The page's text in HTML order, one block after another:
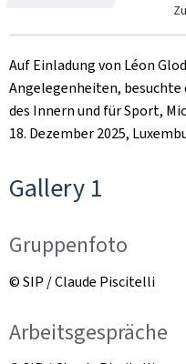
Auf Einladung von Léon
Angelegenheiten,
des Innern und für Sport,
18. Dezember 2025,
Gallery 1
Gruppenfoto
© SIP / Claude Piscitelli
Arbeitsgespräche